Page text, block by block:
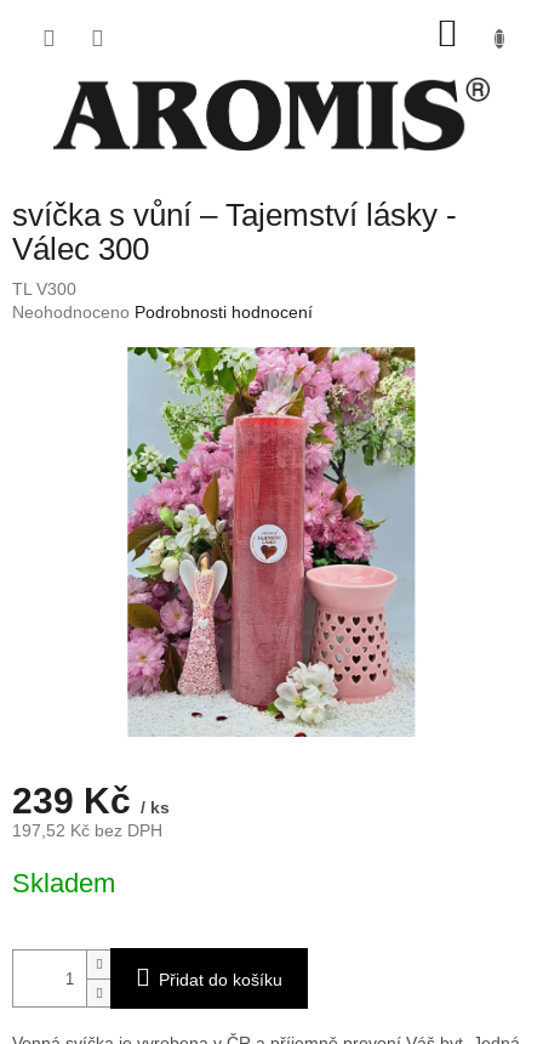
svíčka s vůní – Tajemství lásky -
Válec 300
TL V300
Průměrné
Neohodnoceno Podrobnosti hodnocení
239 Kč / ks
197,52 Kč bez DPH
cena:
Skladem
Přidat do košíku